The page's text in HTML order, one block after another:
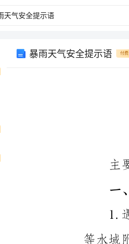
暴雨天气安全提示语 付费
等水域附近活动。